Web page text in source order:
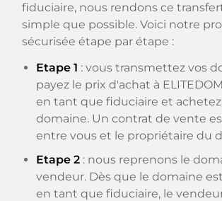
fiduciaire, nous rendons ce
simple que possible. Voici notre
sécurisée étape par étape :
Etape 1 : vous transmettez vos
payez le prix d'achat à
en tant que fiduciaire et achetez
domaine. Un contrat de vente
entre vous et le propriétaire du
Etape 2 : nous reprenons le
vendeur. Dès que le domaine
en tant que fiduciaire, le